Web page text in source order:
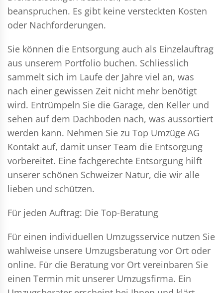
beanspruchen. Es gibt keine versteckten Kosten
oder Nachforderungen.
Sie können die Entsorgung auch als Einzelauftrag
aus unserem Portfolio buchen. Schliesslich
sammelt sich im Laufe der Jahre viel an, was
nach einer gewissen Zeit nicht mehr benötigt
wird. Entrümpeln Sie die Garage, den Keller und
sehen auf dem Dachboden nach, was aussortiert
werden kann. Nehmen Sie zu Top Umzüge AG
Kontakt auf, damit unser Team die Entsorgung
vorbereitet. Eine fachgerechte Entsorgung hilft
unserer schönen Schweizer Natur, die wir alle
lieben und schützen.
Für jeden Auftrag: Die Top-Beratung
Für einen individuellen Umzugsservice nutzen Sie
wahlweise unsere Umzugsberatung vor Ort oder
online. Für die Beratung vor Ort vereinbaren Sie
einen Termin mit unserer Umzugsfirma. Ein